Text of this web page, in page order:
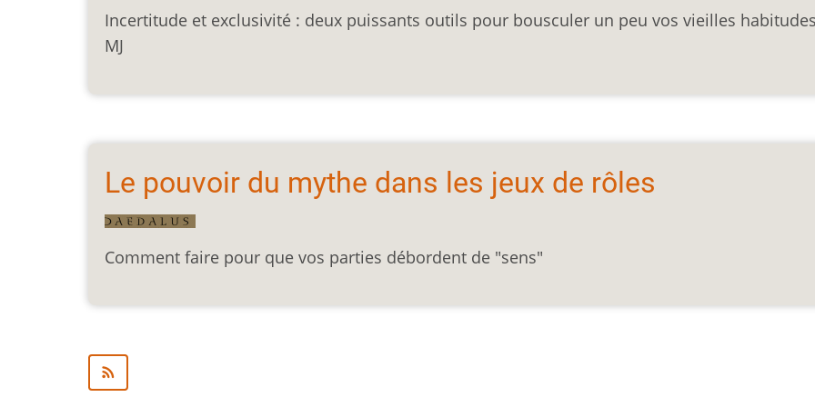
Incertitude et exclusivité : deux puissants outils pour bousculer un peu vos vieilles
MJ
Le pouvoir du mythe dans les jeux de rôles
Comment faire pour que vos parties débordent de "sens"